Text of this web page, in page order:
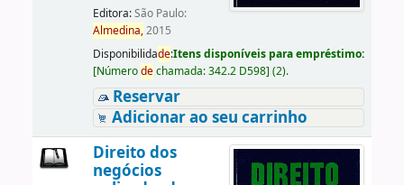
Editora:São Paulo:
Almedina,2015
Disponibilidade:Itens disponíveis para empréstimo:
[Númerodechamada:342.2 D598] (2).
Reservar
Adicionar ao seu carrinho
Direito dos
negócios